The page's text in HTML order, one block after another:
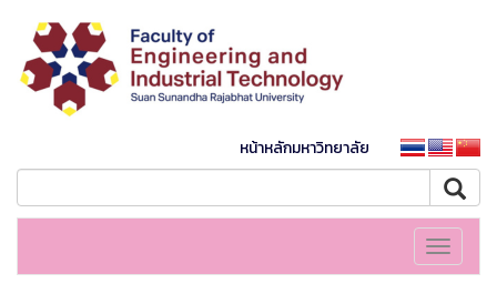
หน้าหลักมหาวิทยาลัย
Toggle